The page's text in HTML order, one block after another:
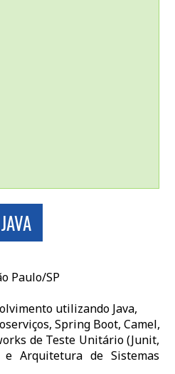
Paulo/SP
utilizando Java,
Spring Boot, Camel,
de Teste Unitário (Junit,
Arquitetura de Sistemas